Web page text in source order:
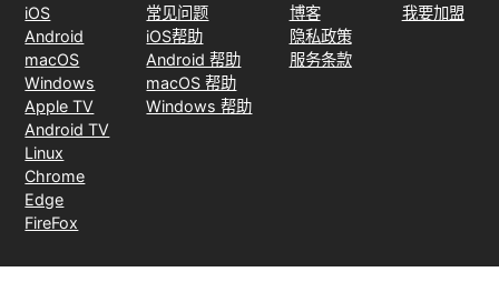
iOS
Android
macOS
Windows
Apple TV
Android TV
Linux
Chrome
Edge
FireFox
常见问题
iOS帮助
Android 帮助
macOS 帮助
Windows 帮助
博客
隐私政策
服务条款
我要加盟